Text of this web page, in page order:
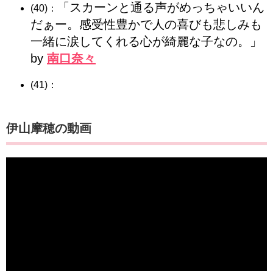
(40)：
「スカーンと通る声がめっちゃいいん
だぁー。感受性豊かで人の喜びも悲しみも
一緒に涙してくれる心が綺麗な子なの。」
by 南口奈々
(41)：
伊山摩穂の動画